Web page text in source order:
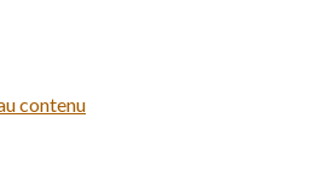
contenu